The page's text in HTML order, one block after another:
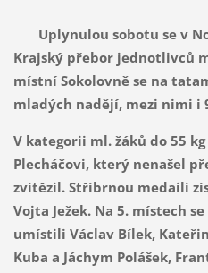
Uplynulou sobotu se v
Krajský přebor jednotlivců
místní Sokolovně se na
mladých nadějí, mezi nimi i
V kategorii ml. žáků do 55
Plecháčovi, který nenašel
zvítězil. Stříbrnou medaili
Vojta Ježek. Na 5. místech
umístili Václav Bílek,
Kuba a Jáchym Polášek,